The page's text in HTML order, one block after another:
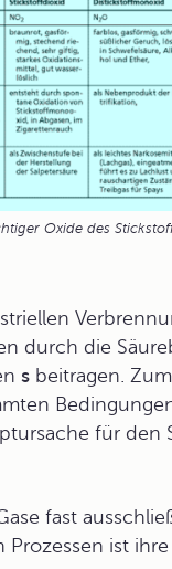
Oxide des
durch die
s beitragen.
für den
fast
ist